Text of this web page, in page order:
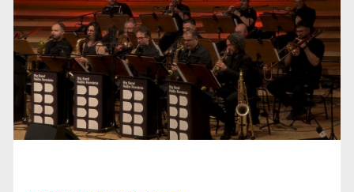
De peste 160 de ani în slujba culturii românești. Povestea
„Societății” din ...